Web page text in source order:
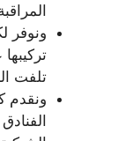
ونوفر
تلفت
ونقدم